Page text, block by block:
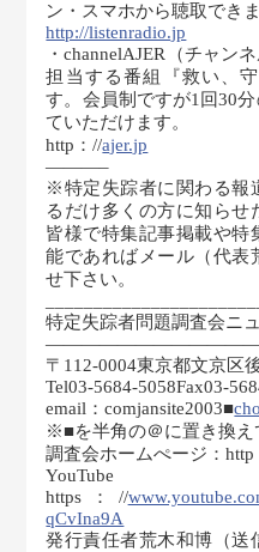
ン・スマホから聴取でき
http://listenradio.jp
・channelAJER（チャ
担当する番組『救い、
す。会員制ですが1回30
ていただけます。
http：//ajer.jp
———–
※特定失踪者に関わる報
るだけ多くの方に知らせ
皆様で特集記事掲載や特
能であればメール（代表
せ下さい。
特定失踪者問題調査会ニ
〒112-0004東京都文京区
Tel03-5684-5058Fax03-
email：comjansite2003■
※■を半角の＠に置き換え
調査会ホームぺージ：http
https：//
qCvIna9A
発行責任者荒木和博（送